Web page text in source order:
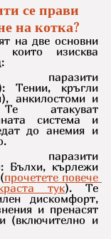
се прави
на котка?
на две основни
изисква
паразити
Тении, кръгли
анкилостоми и
атакуват
система и
до анемия и
Бълхи, кърлежи
прочетете повече
тук). Те
дискомфорт,
и пренасят
(включително и